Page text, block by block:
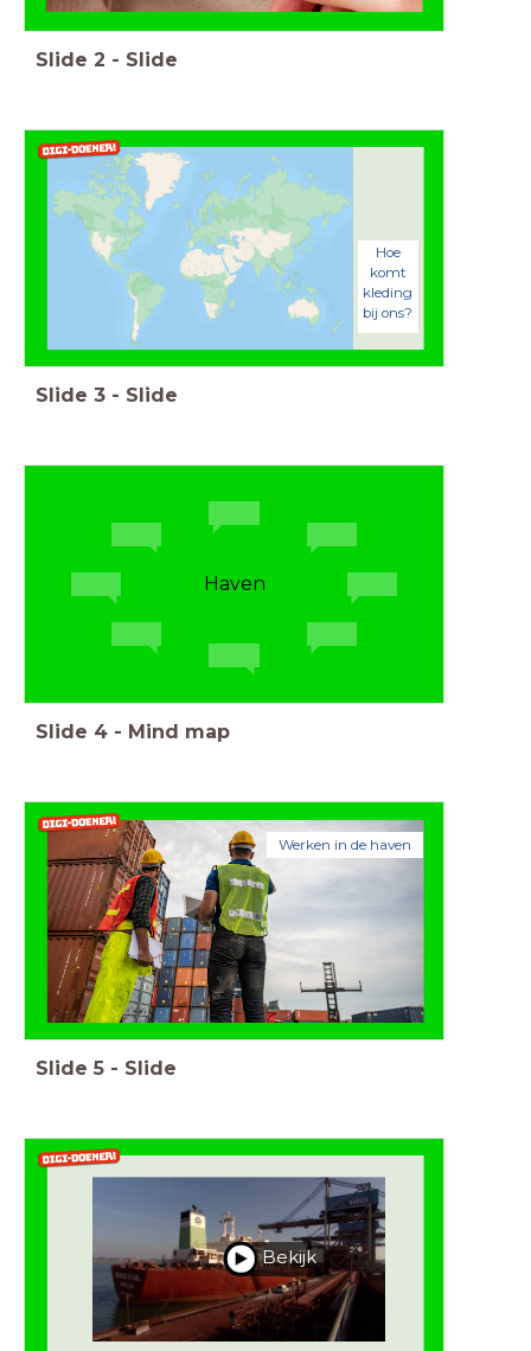
Slide 2 - Slide
Hoe
komt
kleding
bij ons?
Slide 3 - Slide
Haven
Slide 4 - Mind map
Werken in de haven
Slide 5 - Slide
Bekijk